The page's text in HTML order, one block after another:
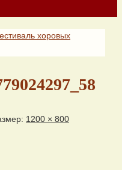
хоровых
1200 × 800